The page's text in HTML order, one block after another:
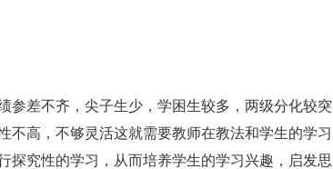
参差不齐，尖子生少，学困生较多，两级分化较突
不高，不够灵活这就需要教师在教法和学生的学习
探究性的学习，从而培养学生的学习兴趣，启发思